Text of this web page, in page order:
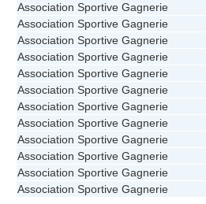
Association Sportive Gagnerie
Association Sportive Gagnerie
Association Sportive Gagnerie
Association Sportive Gagnerie
Association Sportive Gagnerie
Association Sportive Gagnerie
Association Sportive Gagnerie
Association Sportive Gagnerie
Association Sportive Gagnerie
Association Sportive Gagnerie
Association Sportive Gagnerie
Association Sportive Gagnerie